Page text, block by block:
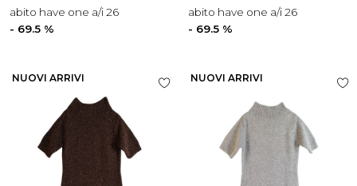
abito have one a/i 26
- 69.5 %
abito have one a/i 26
- 69.5 %
NUOVI ARRIVI NUOVI ARRIVI